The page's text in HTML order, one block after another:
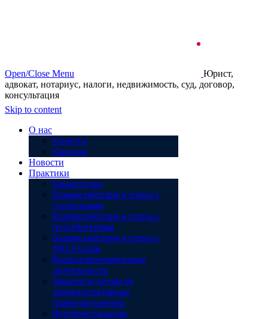
Open/Close Menu
Юрист,
адвокат, нотариус, налоги, недвижимость, суд, договор,
консультация
Skip to content
О нас
Клиенты
Карьера
Новости
Практики
Банкротство
Взаимодействие и споры с
госорганами
Взаимодействие и споры с
потребителями
Взаимодействие и споры с
ФАС России
Внешнеэкономическая
деятельность
Защита по делам об
административных
правонарушениях
Интеллектуальная